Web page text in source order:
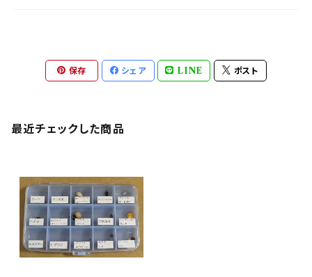
保存 シェア LINE ポスト
最近チェックした商品